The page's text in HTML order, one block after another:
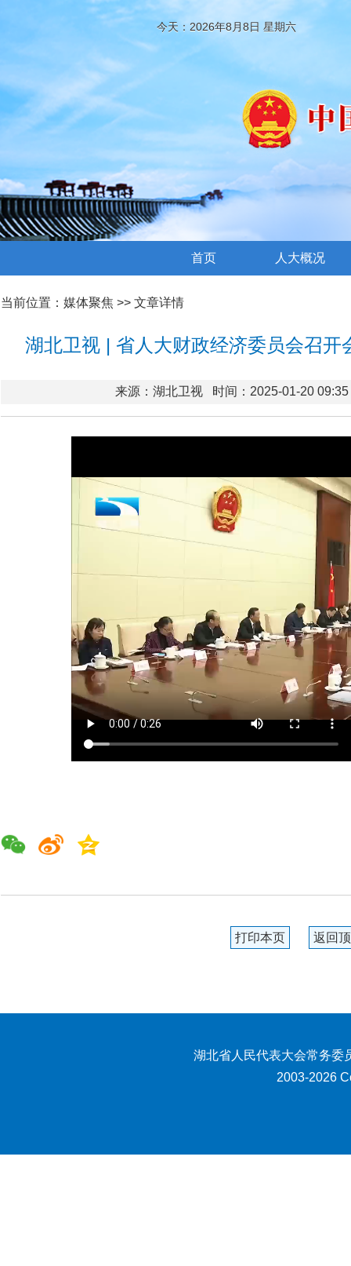
今天：2026年8月8日 星期六
首页 人大概况
当前位置： 媒体聚焦 >> 文章详情
湖北卫视 | 省人大财政经济委员会召开
来源：湖北卫视 时间：2025-01-20 09:35
打印本页 返回
湖北省人民代表大会常务委
2003-2026